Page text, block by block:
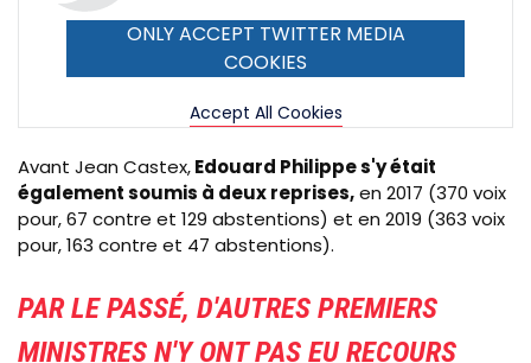
ONLY ACCEPT TWITTER MEDIA
COOKIES
Accept All Cookies
Avant Jean Castex,Edouard Philippe s'y était
également soumis à deux reprises,en 2017 (370 voix
pour, 67 contre et 129 abstentions) et en 2019 (363 voix
pour, 163 contre et 47 abstentions).
PAR LE PASSÉ, D'AUTRES PREMIERS
MINISTRES N'Y ONT PAS EU RECOURS